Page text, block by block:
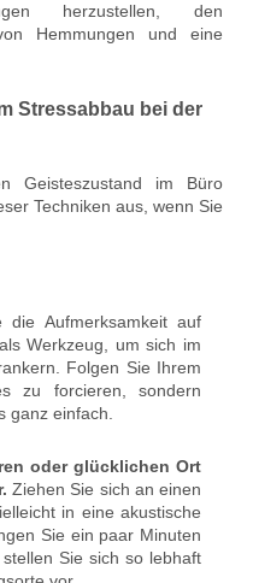
herzustellen, den
Hemmungen und eine
Stressabbau bei der
Geisteszustand im Büro
Techniken aus, wenn Sie
die Aufmerksamkeit auf
Werkzeug, um sich im
Folgen Sie Ihrem
zu forcieren, sondern
ganz einfach.
oder glücklichen Ort
Ziehen Sie sich an einen
in eine akustische
Sie ein paar Minuten
Sie sich so lebhaft